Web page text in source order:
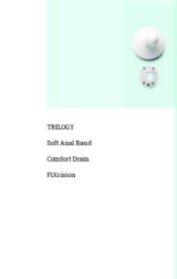
Kompresjon / Arr